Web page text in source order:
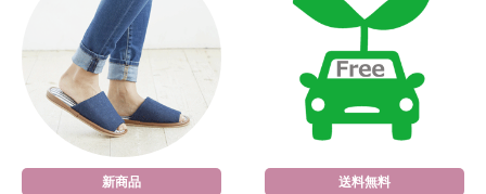
新商品 送料無料